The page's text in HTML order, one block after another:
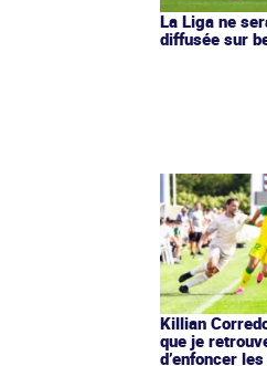
La Liga ne
diffusée sur
Killian
que je
d’enfoncer